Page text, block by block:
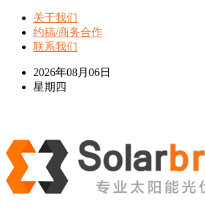
关于我们
约稿/商务合作
联系我们
2026年08月06日
星期四